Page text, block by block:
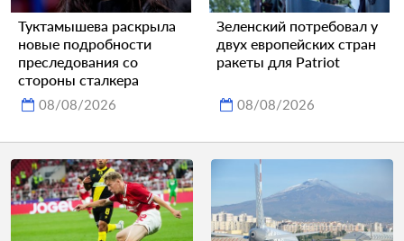
Туктамышева раскрыла
новые подробности
преследования со
стороны сталкера
08/08/2026
Зеленский потребовал у
двух европейских стран
ракеты для Patriot
08/08/2026